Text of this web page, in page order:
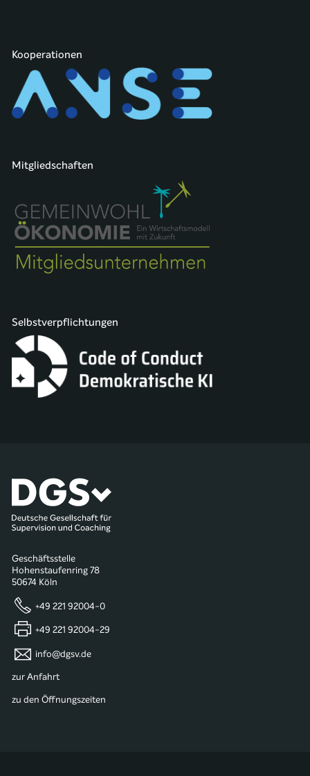
Kooperationen
Mitgliedschaften
Selbstverpflichtungen
Geschäftsstelle
Hohenstaufenring 78
50674 Köln
+49 221 92004-0
+49 221 92004-29
info@dgsv.de
zur Anfahrt
zu den Öffnungszeiten